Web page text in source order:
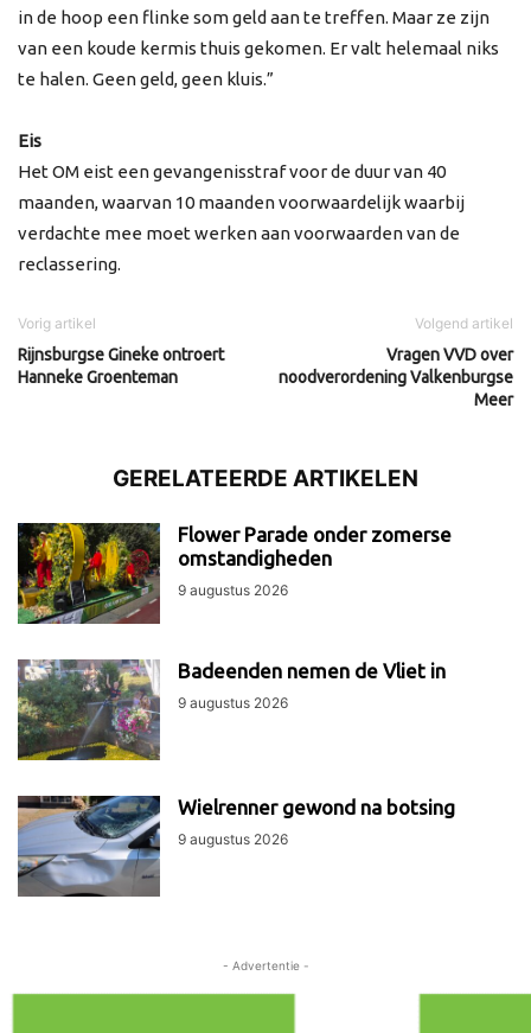
in de hoop een flinke som geld aan te treffen. Maar ze zijn
van een koude kermis thuis gekomen. Er valt helemaal niks
te halen. Geen geld, geen kluis.”
Eis
Het OM eist een gevangenisstraf voor de duur van 40
maanden, waarvan 10 maanden voorwaardelijk waarbij
verdachte mee moet werken aan voorwaarden van de
reclassering.
Vorig artikel
Rijnsburgse Gineke ontroert
Hanneke Groenteman
Volgend artikel
Vragen VVD over
noodverordening Valkenburgse
Meer
GERELATEERDE ARTIKELEN
Flower Parade onder zomerse
omstandigheden
9 augustus 2026
Badeenden nemen de Vliet in
9 augustus 2026
Wielrenner gewond na botsing
9 augustus 2026
- Advertentie -